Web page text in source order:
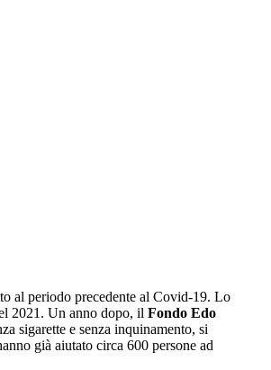
al periodo precedente al Covid-19. Lo
2021. Un anno dopo, il Fondo Edo
sigarette e senza inquinamento, si
già aiutato circa 600 persone ad